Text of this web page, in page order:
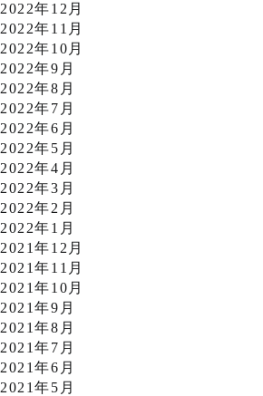
2022年12月
2022年11月
2022年10月
2022年9月
2022年8月
2022年7月
2022年6月
2022年5月
2022年4月
2022年3月
2022年2月
2022年1月
2021年12月
2021年11月
2021年10月
2021年9月
2021年8月
2021年7月
2021年6月
2021年5月